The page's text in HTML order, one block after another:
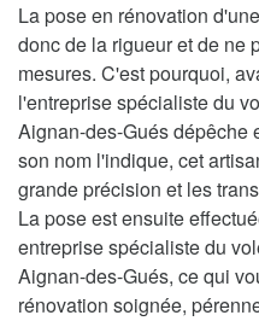
La pose en rénovation
donc de la rigueur et de ne
mesures. C'est pourquoi,
l'entreprise spécialiste du
Aignan-des-Gués dépêche
son nom l'indique, cet
grande précision et les
La pose est ensuite
entreprise spécialiste du
Aignan-des-Gués, ce qui
rénovation soignée,